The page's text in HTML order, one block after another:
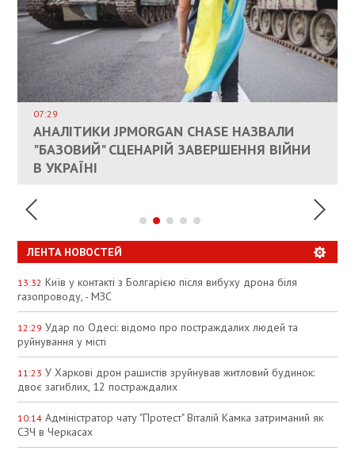
КАНДИДАТ В ПРЕМЬЕРЫ ПОЛЬШИ ПРИЗВАЛ
ЕС ПРЕКРАТИТЬ ВОЕННУЮ ПОМОЩЬ
УКРАИНЕ
07:29
АНАЛІТИКИ JPMORGAN CHASE НАЗВАЛИ
"БАЗОВИЙ" СЦЕНАРІЙ ЗАВЕРШЕННЯ ВІЙНИ
В УКРАЇНІ
ВЛАСНИКАМ ЗРУЙНОВАНОГО ЖИТЛА
ДОЗВОЛИЛИ НЕ ПЛАТИТИ ЗА КОМУНАЛКУ
ИНТЕГРАЦИЯ УКРАИНЫ В НАТО ВРЯД ЛИ
СОСТОИТСЯ В БЛИЖАЙШЕЕ ВРЕМЯ, –
РЮТТЕ
ПАЛИВНИЙ РИНОК РОЗІГРІЛИ ШТУЧНО:
АНАЛІТИКИ ЗВИНУВАТИЛИ АЗС У
СПЕКУЛЯЦІЇ
ЛЕНТА НОВОСТЕЙ
13:32 Київ у контакті з Болгарією після вибуху дрона біля
газопроводу, - МЗС
12:29 Удар по Одесі: відомо про постраждалих людей та
руйнування у місті
11:23 У Харкові дрон рашистів зруйнував житловий будинок:
двоє загиблих, 12 постраждалих
10:14 Адміністратор чату "Протест" Віталій Камка затриманий як
СЗЧ в Черкасах